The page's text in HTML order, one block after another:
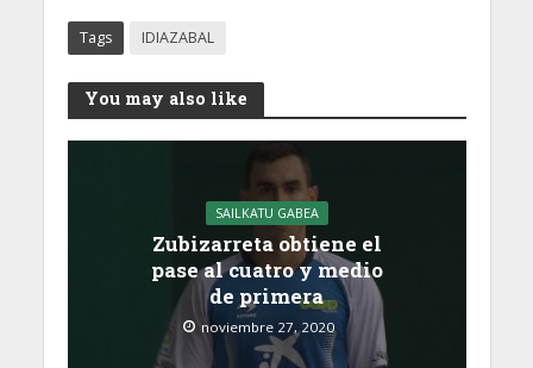
Tags IDIAZABAL
You may also like
SAILKATU GABEA
Zubizarreta obtiene el
pase al cuatro y medio
de primera
noviembre 27, 2020